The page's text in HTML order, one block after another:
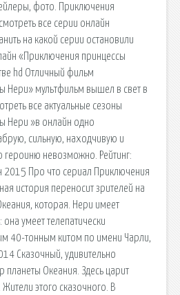
фото. Приключения
все серии онлайн
на какой серии остановили
«Приключения принцессы
hd Отличный фильм
Нери» мультфильм вышел в свет в
все актуальные сезоны
Нери »в онлайн одно
сильную, находчивую и
героиню невозможно. Рейтинг:
2015 Про что сериал Приключения
история переносит зрителей на
которая. Нери имеет
умеет телепатически
40-тонным китом по имени Чарли,
Сказочный, удивительно
Океания. Здесь царит
этого сказочного. В